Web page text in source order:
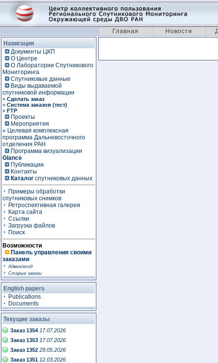
Главная Новости
Навигация
Документы ЦКП
О Центре
О Лаборатории Спутникового
Мониторинга
Спутниковые данные
Виды выдаваемой
спутниковой информации
» Сделать заказ
» Система заказов (тест)
» FTP
Проекты
Мероприятия
» Целевая комплексная
программа Дальневосточного
отделения РАН
Программа визуализации
Glance
Публикации
Контакты
Каталог спутниковых данных
Примеры обработки
спутниковых снимков
Ретроспективная галерея
Карта сайта
Ссылки
Загрузка файлов
Поиск
Возможности
Панель управления своими
заказами
Админ/вход
Старые заказы
English papers
Publications
Documents
Текущие заказы
Заказ 1354 17.07.2026
Заказ 1353 17.07.2026
Заказ 1352 29.05.2026
Заказ 1351 12.03.2026